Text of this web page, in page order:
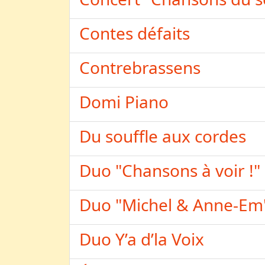
Contes défaits
Contrebrassens
Domi Piano
Du souffle aux cordes
Duo "Chansons à voir !"
Duo "Michel & Anne-
Duo Y’a d’la Voix